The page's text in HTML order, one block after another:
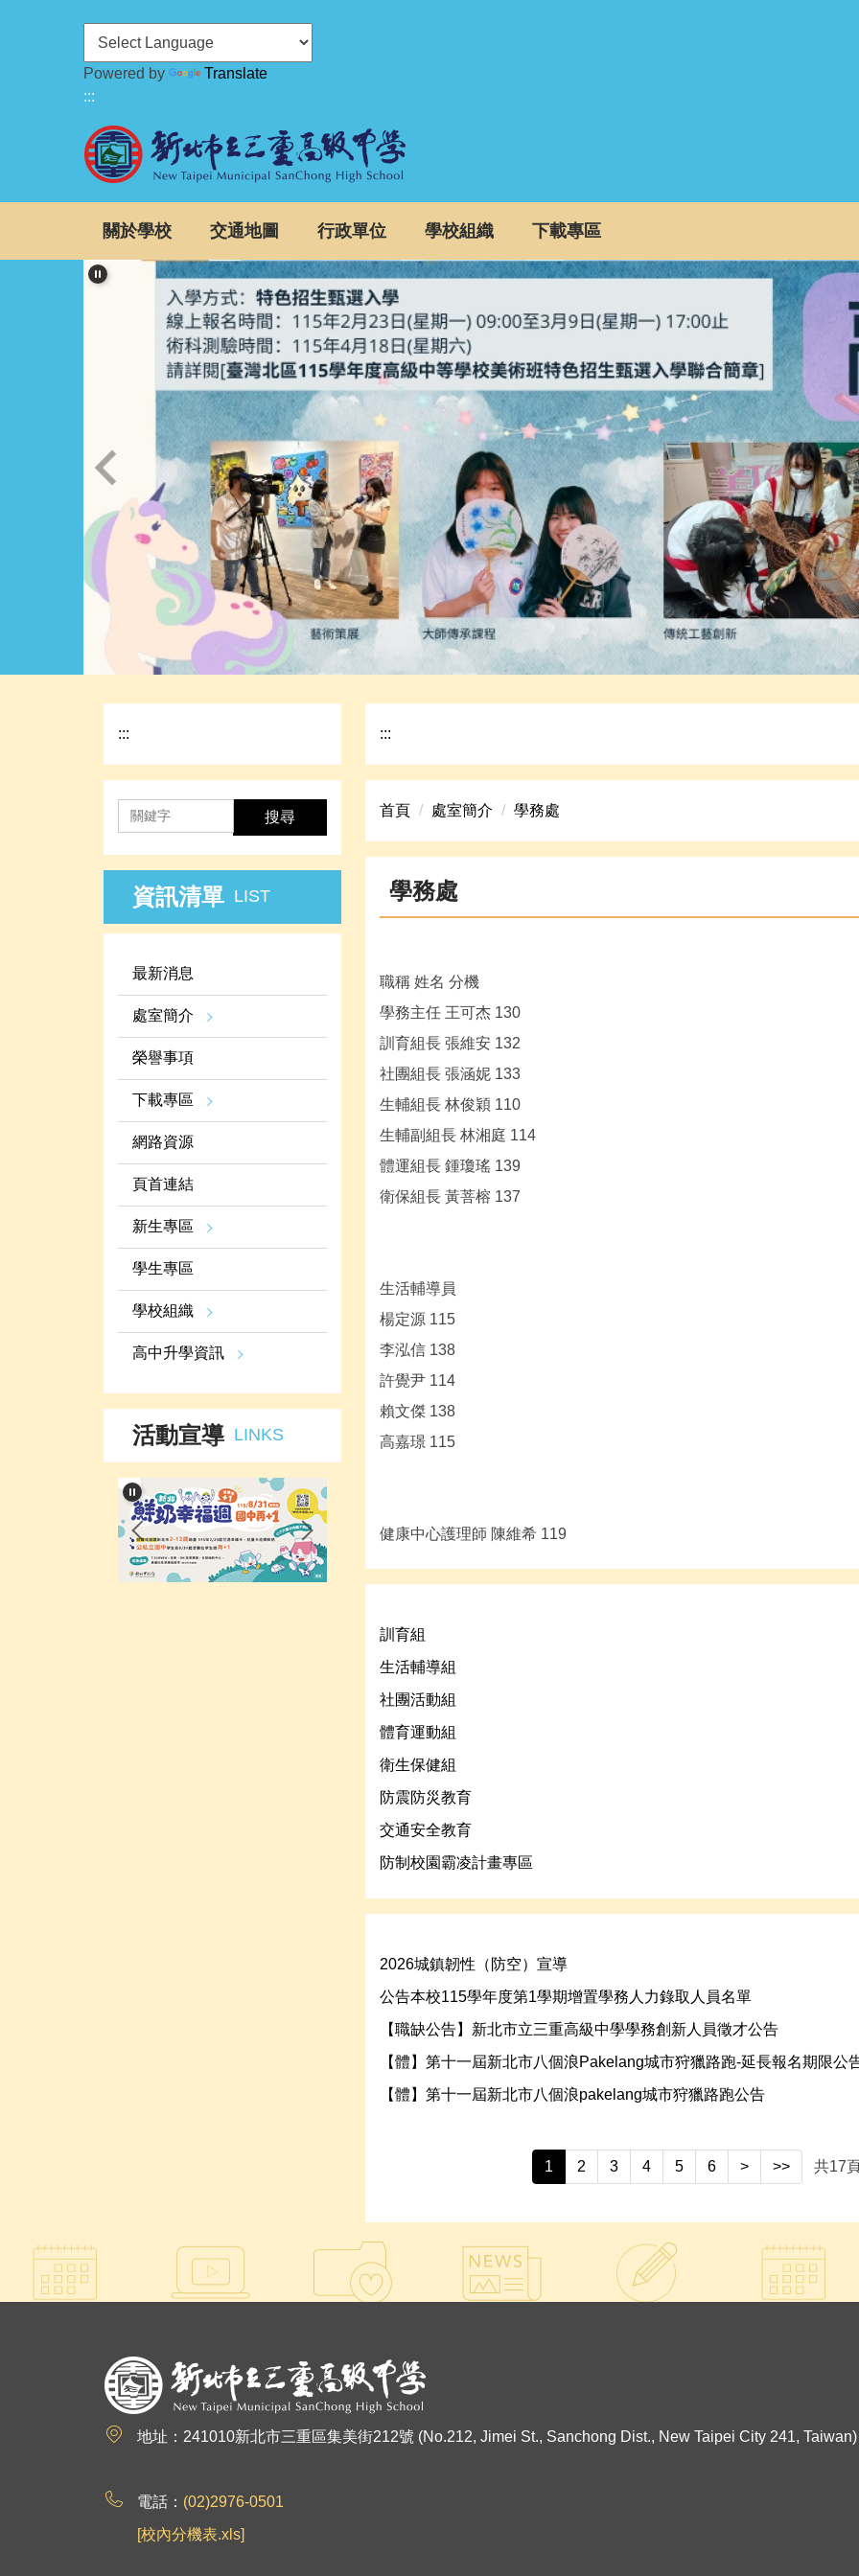
Powered by
Translate
:::
關於學校 交通地圖 行政單位 學校組織 下載專區
高中美術班招生資訊。
:::
搜尋
資訊清單 LIST
最新消息
處室簡介
榮譽事項
下載專區
網路資源
頁首連結
新生專區
學生專區
學校組織
高中升學資訊
活動宣導 LINKS
:::
首頁 處室簡介 學務處
學務處
職稱 姓名 分機
學務主任 王可杰 130
訓育組長 張維安 132
社團組長 張涵妮 133
生輔組長 林俊穎 110
生輔副組長 林湘庭 114
體運組長 鍾瓊瑤 139
衛保組長 黃菩榕 137
生活輔導員
楊定源 115
李泓信 138
許覺尹 114
賴文傑 138
高嘉璟 115
健康中心護理師 陳維希 119
訓育組
生活輔導組
社團活動組
體育運動組
衛生保健組
防震防災教育
交通安全教育
防制校園霸凌計畫專區
2026城鎮韌性（防空）宣導
公告本校115學年度第1學期增置學務人力錄取人員名單
【職缺公告】新北市立三重高級中學學務創新人員徵才公告
【體】第十一屆新北市八個浪Pakelang城市狩獵路跑-延長報名期限公
【體】第十一屆新北市八個浪pakelang城市狩獵路跑公告
1 2 3 4 5 6 > >> 共17
地址：241010新北市三重區集美街212號 (No.212, Jimei St., Sanchong Dist., New Taipei City 241, Taiwan)
電話： (02)2976-0501
[校內分機表.xls]